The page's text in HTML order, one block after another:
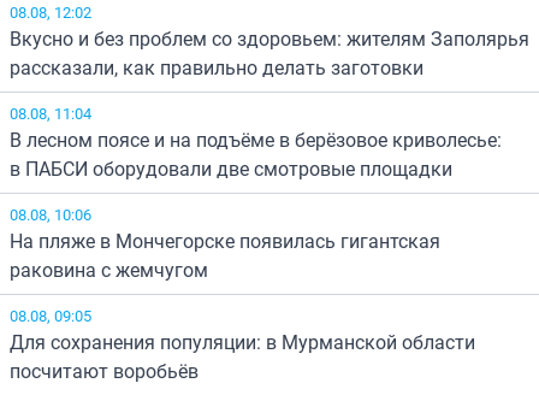
08.08, 12:02
Вкусно и без проблем со здоровьем: жителям Заполярья
рассказали, как правильно делать заготовки
08.08, 11:04
В лесном поясе и на подъёме в берёзовое криволесье:
в ПАБСИ оборудовали две смотровые площадки
08.08, 10:06
На пляже в Мончегорске появилась гигантская
раковина с жемчугом
08.08, 09:05
Для сохранения популяции: в Мурманской области
посчитают воробьёв